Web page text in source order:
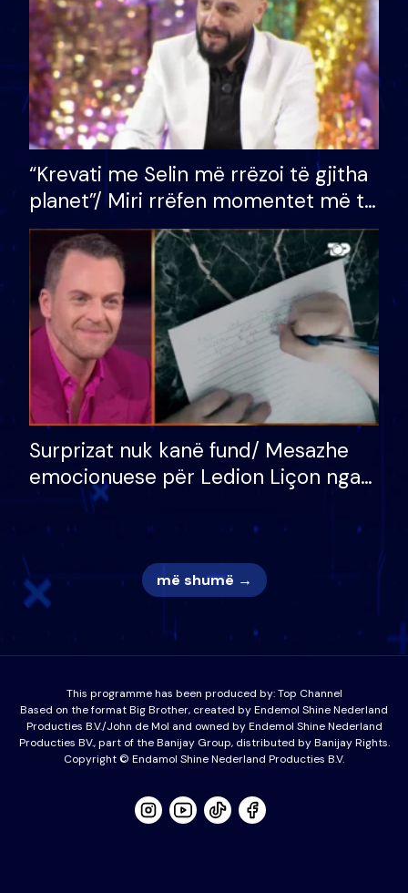
“Krevati me Selin më rrëzoi të gjitha
planet”/ Miri rrëfen momentet më të
bukura në shtëpinë e BB VIP: Do më
mungojë zilja e mëngjesit kur…
Surprizat nuk kanë fund/ Mesazhe
emocionuese për Ledion Liçon nga
nëna dhe fëmijët e tij, moderatori
nuk i mban dot lotët: Nuk meritoj…
më shumë →
This programme has been produced by:Top Channel
Based on the format Big Brother, created by Endemol Shine Nederland
Producties B.V./John de Mol and owned by Endemol Shine Nederland
Producties BV., part of the Banijay Group, distributed by Banijay Rights.
Copyright © Endamol Shine Nederland Producties B.V.